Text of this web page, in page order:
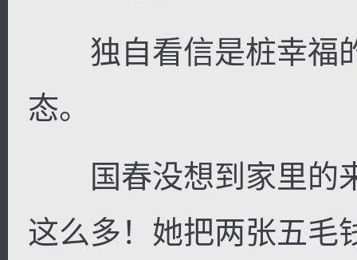
独自看信是桩幸福
态。
国春没想到家里的
这么多！她把两张五毛